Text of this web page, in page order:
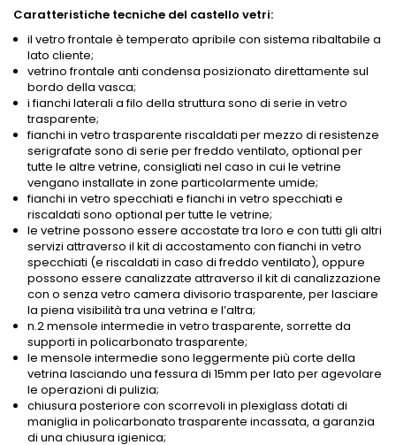
Caratteristiche tecniche del castello vetri:
il vetro frontale è temperato apribile con sistema ribaltabile a
lato cliente;
vetrino frontale anti condensa posizionato direttamente sul
bordo della vasca;
i fianchi laterali a filo della struttura sono di serie in vetro
trasparente;
fianchi in vetro trasparente riscaldati per mezzo di resistenze
serigrafate sono di serie per freddo ventilato, optional per
tutte le altre vetrine, consigliati nel caso in cui le vetrine
vengano installate in zone particolarmente umide;
fianchi in vetro specchiati e fianchi in vetro specchiati e
riscaldati sono optional per tutte le vetrine;
le vetrine possono essere accostate tra loro e con tutti gli altri
servizi attraverso il kit di accostamento con fianchi in vetro
specchiati (e riscaldati in caso di freddo ventilato), oppure
possono essere canalizzate attraverso il kit di canalizzazione
con o senza vetro camera divisorio trasparente, per lasciare
la piena visibilità tra una vetrina e l’altra;
n.2 mensole intermedie in vetro trasparente, sorrette da
supporti in policarbonato trasparente;
le mensole intermedie sono leggermente più corte della
vetrina lasciando una fessura di 15mm per lato per agevolare
le operazioni di pulizia;
chiusura posteriore con scorrevoli in plexiglass dotati di
maniglia in policarbonato trasparente incassata, a garanzia
di una chiusura igienica;